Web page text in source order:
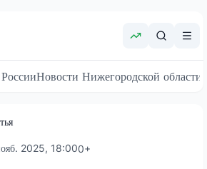
Новости Нижегородской области
2025, 18:000+